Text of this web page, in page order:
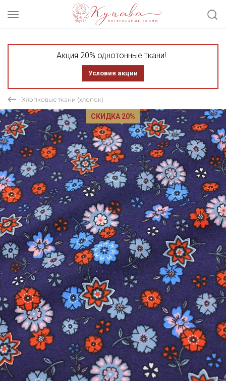
Акция 20% однотонные ткани!
Условия акции
Хлопковые ткани (хлопок)
СКИДКА 20%